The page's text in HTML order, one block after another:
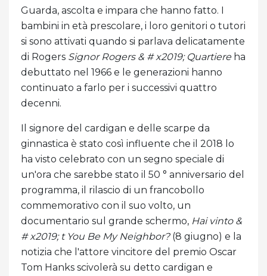
Guarda, ascolta e impara che hanno fatto. I
bambini in età prescolare, i loro genitori o tutori
si sono attivati ​​quando si parlava delicatamente
di Rogers Signor Rogers & # x2019; Quartiereha
debuttato nel 1966 e le generazioni hanno
continuato a farlo per i successivi quattro
decenni.
Il signore del cardigan e delle scarpe da
ginnastica è stato così influente che il 2018 lo
ha visto celebrato con un segno speciale di
un'ora che sarebbe stato il 50 ° anniversario del
programma, il rilascio di un francobollo
commemorativo con il suo volto, un
documentario sul grande schermo, Hai vinto &
# x2019; t You Be My Neighbor?(8 giugno) e la
notizia che l'attore vincitore del premio Oscar
Tom Hanks scivolerà su detto cardigan e